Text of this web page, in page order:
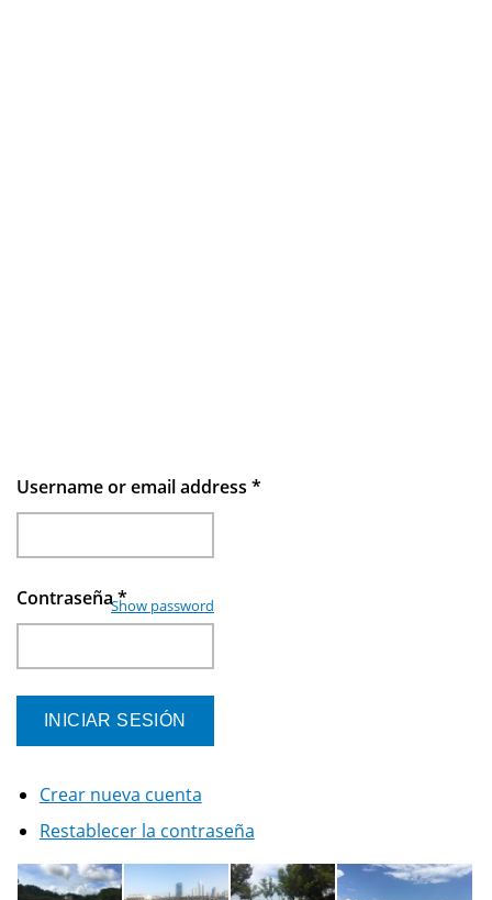
Username or email address *
Contraseña*
Show password
Crear nueva cuenta
Restablecer la contraseña